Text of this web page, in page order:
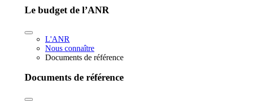
Le budget de l’ANR
L'ANR
Nous connaître
Documents de référence
Documents de référence